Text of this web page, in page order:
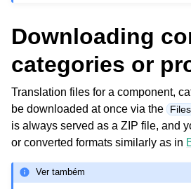
Downloading
categories or
Translation files for a component,
be downloaded at once via the
Files
is always served as a ZIP file, and
or converted formats similarly as in
Ver também